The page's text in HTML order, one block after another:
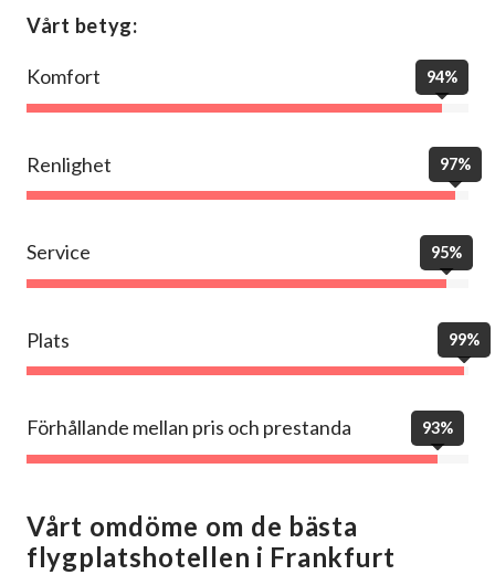
Vårt betyg:
Komfort 94%
Renlighet 97%
Service 95%
Plats 99%
Förhållande mellan pris och prestanda 93%
Vårt omdöme om de bästa
flygplatshotellen i Frankfurt